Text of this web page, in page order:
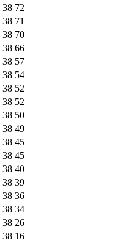
38 72
38 71
38 70
38 66
38 57
38 54
38 52
38 52
38 50
38 49
38 45
38 45
38 40
38 39
38 36
38 34
38 26
38 16